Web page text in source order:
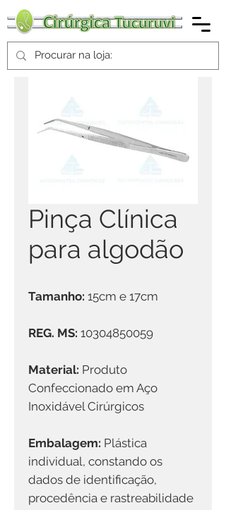
Pinça Clínica
para algodão
Tamanho: 15cm e 17cm
REG. MS: 10304850059
Material: Produto
Confeccionado em Aço
Inoxidável Cirúrgicos
Embalagem: Plástica
individual, constando os
dados de identificação,
procedência e rastreabilidade